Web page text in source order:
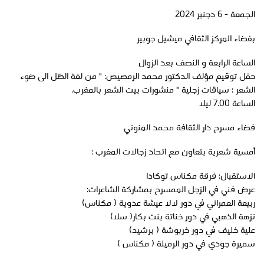
الجمعة - 6 دجنبر 2024
بفضاء المركز الثقافي ميشيل جوبير
الساعة الرابعة و النصف بعد الزوال
حفل توقيع مؤلف الدكتور محمد الرمصيص: " من لغة الظل الى ضوء
الشعر : سياقات زجلية " منشورات بيت الشعر بالمغرب.
الساعة 7.00 ليلا
فضاء مسرح دار الثقافة محمد المنوني
أمسية شعرية بتعاون مع اتحاد زجالات المغرب :
الاستقبال: فرقة مكناس توكادا
عرض فني في الزجل الممسرح بمشاركة الشاعرات:
ربيعة العمراني في دور لالا عيشة عدوية ( مكناس)
نزهة الذهبي في دور خناتة بنت بكار( سلا)
علية خليف في دور خربوشة ( برشيد)
سميرة جودي في دور الرميلة ( مكناس )